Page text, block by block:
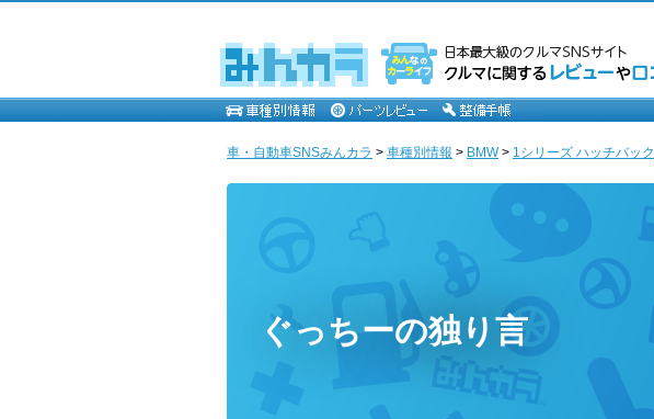
車・自動車SNSみんカラ > 車種別情報 > BMW> 1シリーズ ハッチバック
ぐっちーの独り言